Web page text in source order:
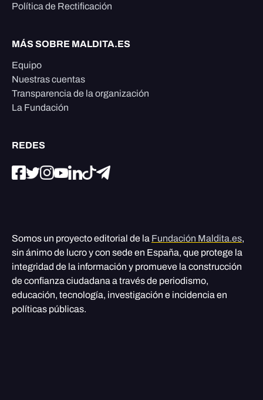
Política de Rectificación
MÁS SOBRE MALDITA.ES
Equipo
Nuestras cuentas
Transparencia de la organización
La Fundación
REDES
Somos un proyecto editorial de la Fundación Maldita.es,
sin ánimo de lucro y con sede en España, que protege la
integridad de la información y promueve la construcción
de confianza ciudadana a través de periodismo,
educación, tecnología, investigación e incidencia en
políticas públicas.